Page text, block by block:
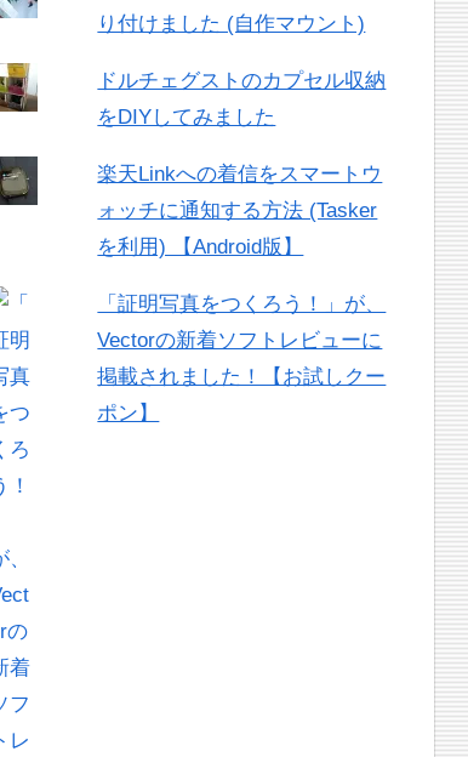
り付けました (自作マウント)
ドルチェグストのカプセル収納
をDIYしてみました
楽天Linkへの着信をスマートウ
ォッチに通知する方法 (Tasker
を利用) 【Android版】
「証明写真をつくろう！」が、
Vectorの新着ソフトレビューに
掲載されました！【お試しクー
ポン】